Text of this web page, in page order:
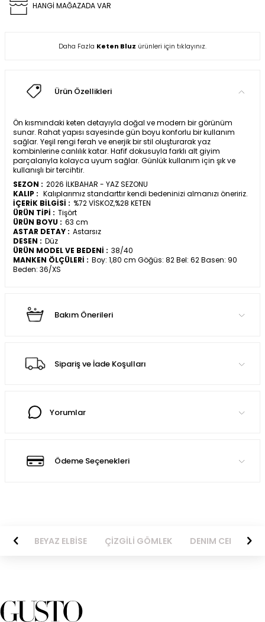
HANGİ MAĞAZADA VAR
Daha Fazla Keten Bluz ürünleri için tıklayınız.
Ürün Özellikleri
Ön kısmındaki keten detayıyla doğal ve modern bir görünüm
sunar. Rahat yapısı sayesinde gün boyu konforlu bir kullanım
sağlar. Yeşil rengi ferah ve enerjik bir stil oluşturarak yaz
kombinlerine canlılık katar. Hafif dokusuyla farklı alt giyim
parçalarıyla kolayca uyum sağlar. Günlük kullanım için şık ve
kullanışlı bir tercihtir.
SEZON : 2026 İLKBAHAR - YAZ SEZONU
KALIP : Kalıplarımız standarttır kendi bedeninizi almanızı öneririz.
İÇERİK BİLGİSİ : %72 VİSKOZ,%28 KETEN
ÜRÜN TİPİ : Tişört
ÜRÜN BOYU : 63 cm
ASTAR DETAY : Astarsız
DESEN : Düz
ÜRÜN MODEL VE BEDENİ : 38/40
MANKEN ÖLÇÜLERİ : Boy: 1,80 cm Göğüs: 82 Bel: 62 Basen: 90
Beden: 36/XS
Bakım Önerileri
Sipariş ve İade Koşulları
Yorumlar
Ödeme Seçenekleri
BEYAZ ELBİSE ÇİZGİLİ GÖMLEK DENIM CEKET